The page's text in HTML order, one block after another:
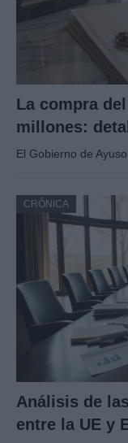
La compra
millones:
El Gobierno de
CRÓNICA
Análisis de
entre la UE y